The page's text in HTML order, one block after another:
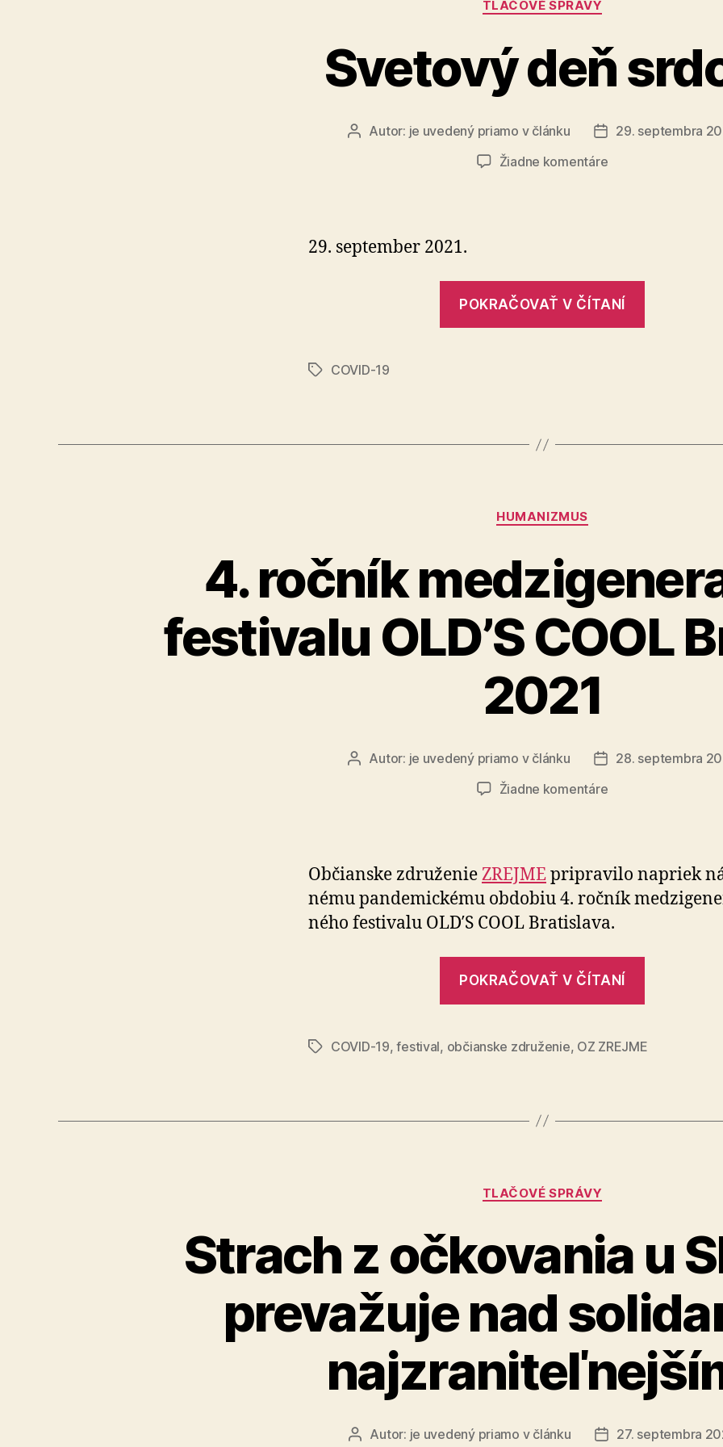
TLAČOVÉ SPRÁVY
Svetový deň
AutorAutor: je uvedený priamo v článku
Dátum
29. septembra
Žiadne komentárena
29. september 2021.
POKRAČOVAŤ V ČÍTANÍ
ZnačkyCOVID-19
Kategórie
HUMANIZMUS
4. ročník
festivalu OLD’S COOL
2021
AutorAutor: je uvedený priamo v článku
Dátum
28. septembra
Žiadne komentárena
festivalu
OLD’S
COOL
Bratislava
Občianske združenieZREJMEpripravilo napriek
nému pan­de­mic­kému obdobiu 4. roč­ník
ného festi­valu OLD′S COOL Bra­tis­lava.
POKRAČOVAŤ V ČÍTANÍ
festivalu
ZnačkyCOVID-19,festival, občianske združenie, OZ ZREJME
Kategórie
TLAČOVÉ SPRÁVY
Strach z očkovania u
prevažuje nad
AutorAutor: je uvedený priamo v článku Dátum
27. septembra